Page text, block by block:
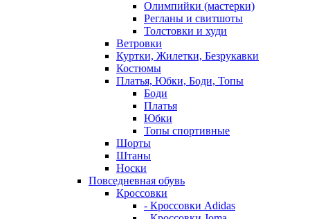
Олимпийки (мастерки)
Регланы и свитшоты
Толстовки и худи
Ветровки
Куртки, Жилетки, Безрукавки
Костюмы
Платья, Юбки, Боди, Топы
Боди
Платья
Юбки
Топы спортивные
Шорты
Штаны
Носки
Повседневная обувь
Кроссовки
- Кроссовки Adidas